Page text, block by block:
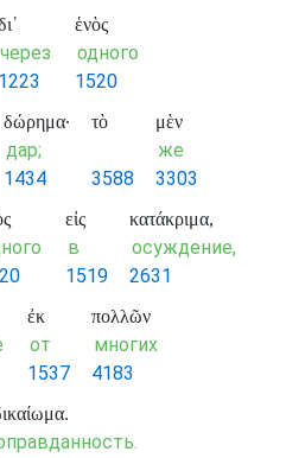
через
1223
ἑνὸς
одного
1520
δώρημα·
дар;
1434
τὸ
3588
μὲν
же
3303
εἰς
в
1519
κατάκριμα,
осуждение,
2631
ἐκ
от
1537
πολλῶν
многих
4183